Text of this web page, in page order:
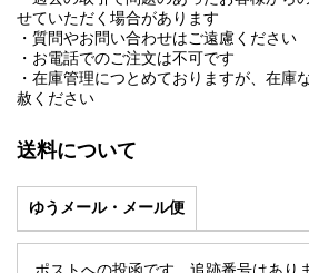
せていただく場合があります
・質問やお問い合わせはご遠慮ください
・お電話でのご注文は不可です
・在庫管理につとめておりますが、在庫
赦ください
送料について
ゆうメール・メール便